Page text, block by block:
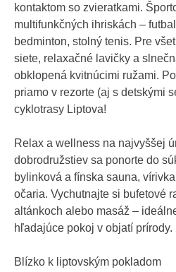
kontaktom so zvieratkami.
multifunkčných ihriskách –
bedminton, stolný tenis. Pre
siete, relaxačné lavičky a
obklopená kvitnúcimi ružami.
priamo v rezorte (aj s detskými
cyklotrasy Liptova!
Relax a wellness na najvyššej
dobrodružstiev sa ponorte do
bylinková a fínska sauna,
očaria. Vychutnajte si bufetové
altánkoch alebo masáž –
hľadajúce pokoj v objatí prírody.
Blízko k liptovským pokladom